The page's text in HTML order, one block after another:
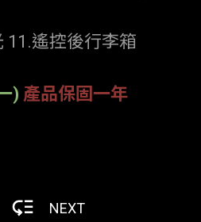
11.遙控後行李箱
) 產品保固一年
NEXT